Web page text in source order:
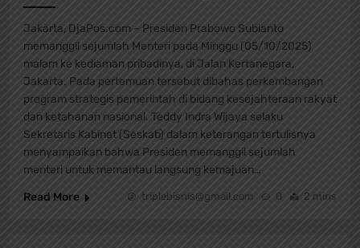
Jakarta, DjaPos.com – Presiden Prabowo Subianto
memanggil sejumlah Menteri pada Minggu (05/10/2025)
malam ke kediaman pribadinya, di Jalan Kertanegara,
Jakarta. Pada pertemuan tersebut dibahas perkembangan
program strategis pemerintah di bidang kesejahteraan rakyat
dan ketahanan nasional. Teddy Indra Wijaya selaku
Sekretaris Kabinet (Seskab) dalam keterangan tertulisnya
menyampaikan bahwa Presiden memanggil sejumlah
menteri untuk memantau langsung kemajuan…
Read More
triplebisnis@gmail.com 0 2 mins